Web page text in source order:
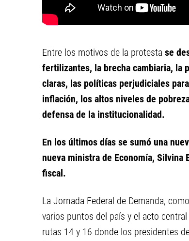
Entre los motivos de la protesta se
fertilizantes, la brecha cambiaria, la
claras, las políticas perjudiciales
inflación, los altos niveles de
defensa de la institucionalidad.
En los últimos días se sumó una
nueva ministra de Economía,
fiscal.
La Jornada Federal de Demanda,
varios puntos del país y el acto
rutas 14 y 16 donde los presidentes